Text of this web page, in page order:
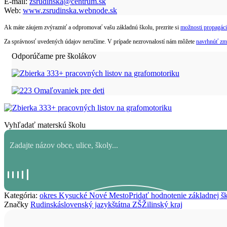
Web: www.zsrudinska.webnode.sk
Ak máte záujem zvýrazniť a odpromovať vašu základnú školu, prezrite si možnosti
Za správnosť uvedených údajov neručíme. V prípade nezrovnalostí nám môžete navrhnúť
Odporúčame pre školákov
Vyhľadať materskú školu
Kategória: okres Kysucké Nové MestoPridať hodnotenie základnej
Značky Rudinskáslovenský jazykštátna ZŠŽilinský kraj